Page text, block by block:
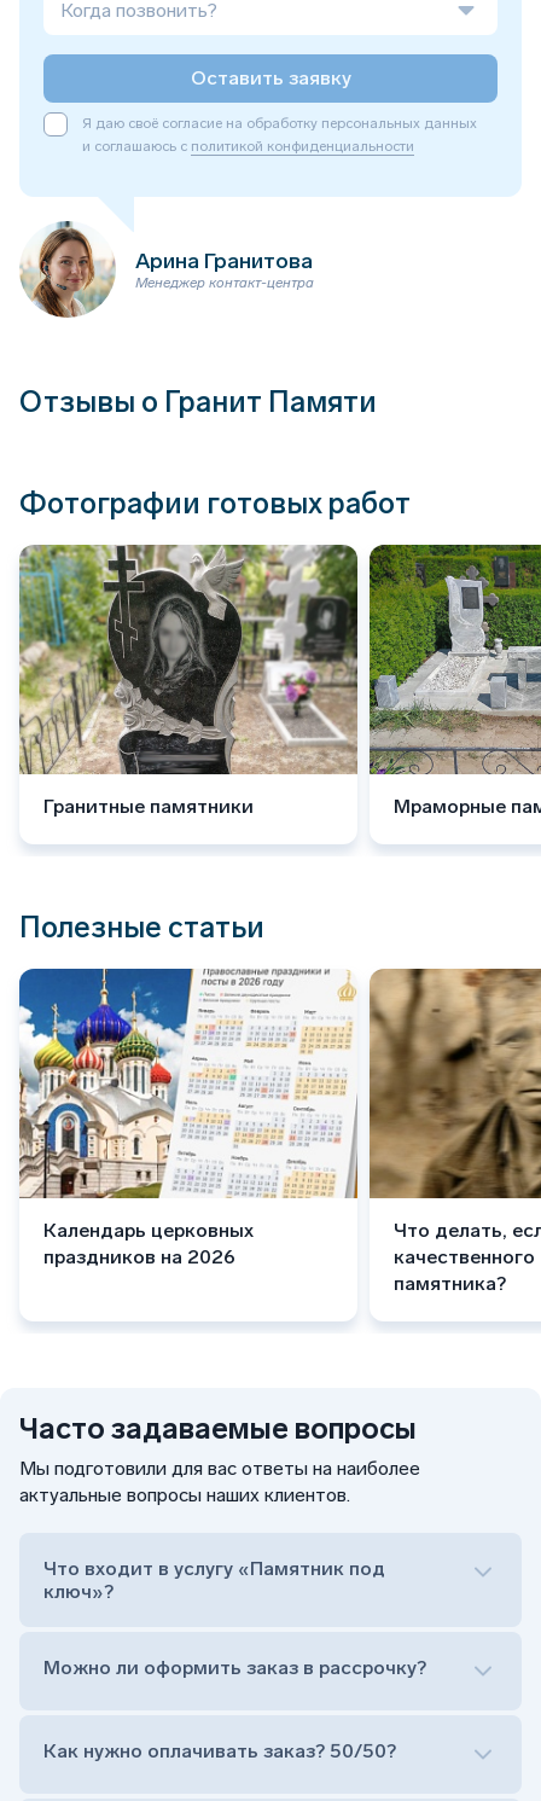
Когда позвонить?
Оставить заявку
Я даю своё согласие на обработку персональных данных
и соглашаюсь с политикой конфиденциальности
Арина Гранитова
Менеджер контакт-центра
Отзывы о Гранит Памяти
Фотографии готовых работ
Гранитные памятники Мраморные
Полезные статьи
Календарь церковных
праздников на 2026
Что делать,
памятника?
Часто задаваемые вопросы
Мы подготовили для вас ответы на наиболее
актуальные вопросы наших клиентов.
Что входит в услугу «Памятник под
ключ»?
Сам комплект памятника:
Можно ли оформить заказ в рассрочку?
Как нужно оплачивать заказ? 50/50?